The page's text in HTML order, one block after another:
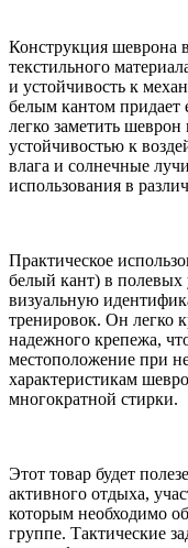
Конструкция шеврона
текстильного
и устойчивость к
белым кантом придает
легко заметить
устойчивостью к
влага и солнечные
использования в
Практическое
белый кант) в полевых
визуальную
тренировок. Он легко
надежного крепежа,
местоположение при
характеристикам
многократной стирки.
Этот товар будет
активного отдыха,
которым необходимо
группе. Тактические